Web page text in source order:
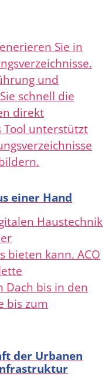
Sie in
und
schnell die
direkt
Tool unterstützt
einer Hand
Haustechnik
bieten kann. ACO
Dach bis in den
bis zum
der Urbanen